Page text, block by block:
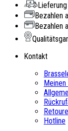
Bezahlen
Bezahlen
Kontakt
Retoure
Hotline